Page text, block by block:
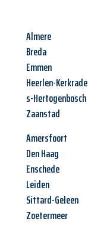
Almere
Breda
Emmen
Heerlen-Kerkrade
s-Hertogenbosch
Zaanstad
Amersfoort
Den Haag
Enschede
Leiden
Sittard-Geleen
Zoetermeer